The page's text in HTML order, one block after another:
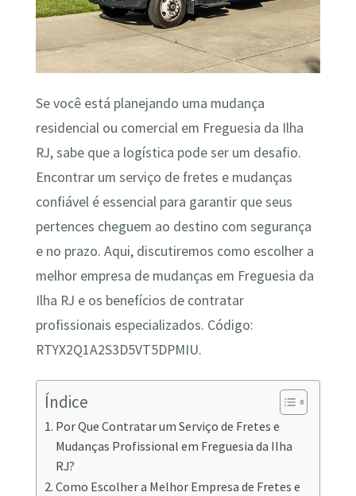
Se você está planejando uma mudança
residencial ou comercial em Freguesia da Ilha
RJ, sabe que a logística pode ser um desafio.
Encontrar um serviço de fretes e mudanças
confiável é essencial para garantir que seus
pertences cheguem ao destino com segurança
e no prazo. Aqui, discutiremos como escolher a
melhor empresa de mudanças em Freguesia da
Ilha RJ e os benefícios de contratar
profissionais especializados. Código:
RTYX2Q1A2S3D5VT5DPMIU.
Índice
Por Que Contratar um Serviço de Fretes e
Mudanças Profissional em Freguesia da Ilha
RJ?
Como Escolher a Melhor Empresa de Fretes e